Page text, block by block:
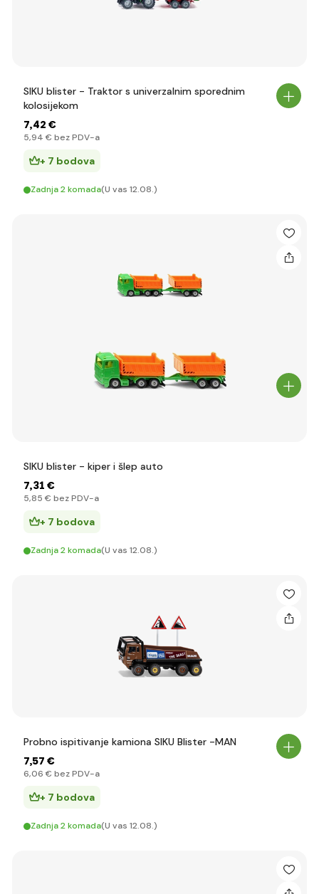
SIKU blister - Traktor s univerzalnim sporednim
kolosijekom
7,42 €
5,94 € bez PDV-a
+ 7 bodova
Zadnja 2 komada(U vas 12.08.)
SIKU blister - kiper i šlep auto
7,31 €
5,85 € bez PDV-a
+ 7 bodova
Zadnja 2 komada(U vas 12.08.)
Probno ispitivanje kamiona SIKU Blister -MAN
7,57 €
6,06 € bez PDV-a
+ 7 bodova
Zadnja 2 komada(U vas 12.08.)